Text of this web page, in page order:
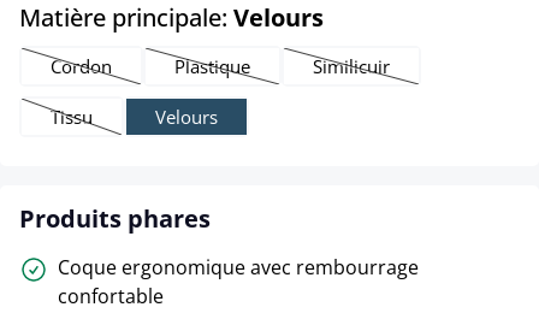
Matière principale: Veloursselect
Cordon
(Cette option n'est pas disponible pour le moment.)
Plastique
(Cette option n'est pas disponible pour le
Similicuir
(Cette option n'est pas
Tissu
(Cette option n'est pas disponible pour le moment.)
Velours
Produits phares
Coque ergonomique avec rembourrage
confortable